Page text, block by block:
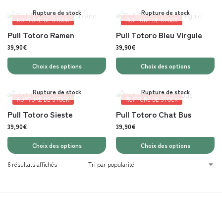
RUPTURE DE STOCK
Rupture de stock
Pull Totoro Ramen
39,90€
Choix des options
RUPTURE DE STOCK
Rupture de stock
Pull Totoro Bleu Virgule
39,90€
Choix des options
RUPTURE DE STOCK
Rupture de stock
Pull Totoro Sieste
39,90€
Choix des options
RUPTURE DE STOCK
Rupture de stock
Pull Totoro Chat Bus
39,90€
Choix des options
6 résultats affichés